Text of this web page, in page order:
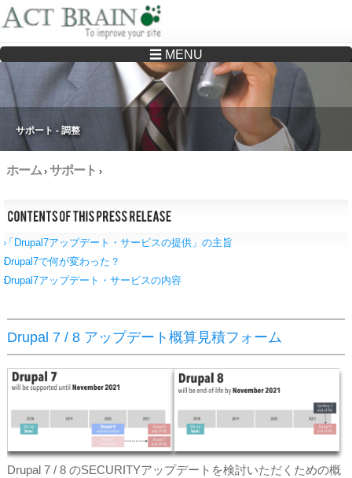
Drupalサイトの制作・保守をどこに頼んでいいか分からない方へ…まずはご相談く
ださい
☰ MENU
サポート - 調整
ホーム› サポート ›
「Drupal7アップデート・サービスの提供」の主旨
Drupal7で何が変わった？
Drupal7アップデート・サービスの内容
Drupal 7 / 8 アップデート概算見積フォーム
Drupal 7 / 8 のSECURITYアップデートを検討いただくための概